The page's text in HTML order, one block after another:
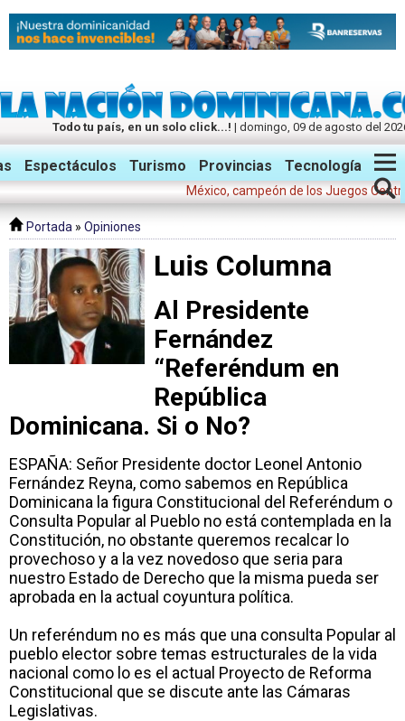
Todo tu país, en un solo click...! | domingo, 09 de agosto del
Twitter Facebook Instagram
Espectáculos Turismo Provincias Tecnología
México, campeón de los Juegos
Portada » Opiniones
Luis Columna
Al Presidente
Fernández
“Referéndum en
República
Dominicana. Si o No?
ESPAÑA: Señor Presidente doctor Leonel Antonio
Fernández Reyna, como sabemos en República
Dominicana la figura Constitucional del Referéndum o
Consulta Popular al Pueblo no está contemplada en la
Constitución, no obstante queremos recalcar lo
provechoso y a la vez novedoso que seria para
nuestro Estado de Derecho que la misma pueda ser
aprobada en la actual coyuntura política.
Un referéndum no es más que una consulta Popular al
pueblo elector sobre temas estructurales de la vida
nacional como lo es el actual Proyecto de Reforma
Constitucional que se discute ante las Cámaras
Legislativas.